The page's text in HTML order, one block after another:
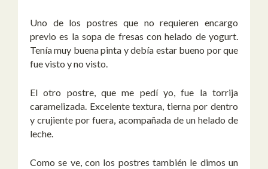
Uno de los postres que no requieren encargo
previo es la sopa de fresas con helado de yogurt.
Tenía muy buena pinta y debía estar bueno por que
fue visto y no visto.
El otro postre, que me pedí yo, fue la torrija
caramelizada. Excelente textura, tierna por dentro
y crujiente por fuera, acompañada de un helado de
leche.
Como se ve, con los postres también le dimos un